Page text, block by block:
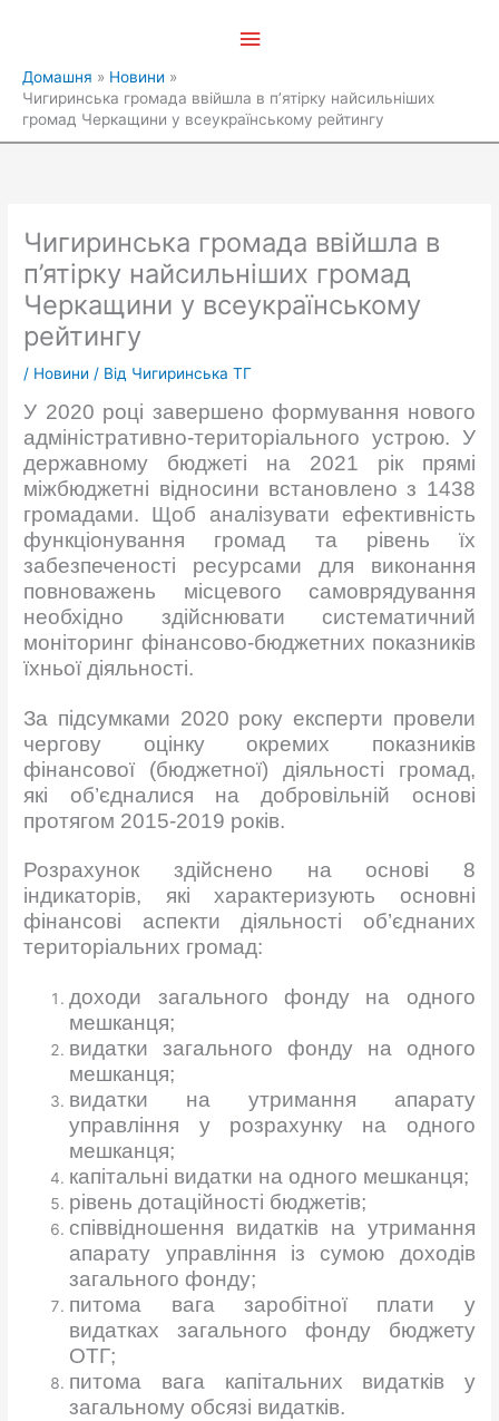
Домашня
Новини
Чигиринська громада ввійшла в п’ятірку найсильніших
громад Черкащини у всеукраїнському рейтингу
Чигиринська громада ввійшла в
п’ятірку найсильніших громад
Черкащини у всеукраїнському
рейтингу
/ Новини / Від Чигиринська ТГ
У 2020 році завершено формування нового
адміністративно-територіального устрою. У
державному бюджеті на 2021 рік прямі
міжбюджетні відносини встановлено з 1438
громадами. Щоб аналізувати ефективність
функціонування громад та рівень їх
забезпеченості ресурсами для виконання
повноважень місцевого самоврядування
необхідно здійснювати систематичний
моніторинг фінансово-бюджетних показників
їхньої діяльності.
За підсумками 2020 року експерти провели
чергову оцінку окремих показників
фінансової (бюджетної) діяльності громад,
які об’єдналися на добровільній основі
протягом 2015-2019 років.
Розрахунок здійснено на основі 8
індикаторів, які характеризують основні
фінансові аспекти діяльності об’єднаних
територіальних громад:
доходи загального фонду на одного
мешканця;
видатки загального фонду на одного
мешканця;
видатки на утримання апарату
управління у розрахунку на одного
мешканця;
капітальні видатки на одного мешканця;
рівень дотаційності бюджетів;
співвідношення видатків на утримання
апарату управління із сумою доходів
загального фонду;
питома вага заробітної плати у
видатках загального фонду бюджету
ОТГ;
питома вага капітальних видатків у
загальному обсязі видатків.